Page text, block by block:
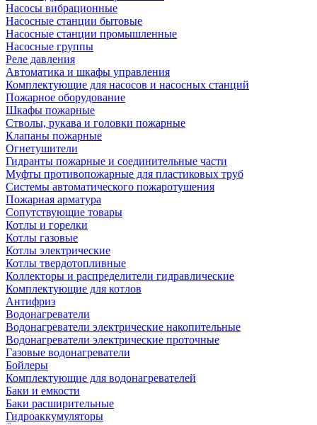
Насосы вибрационные
Насосные станции бытовые
Насосные станции промышленные
Насосные группы
Реле давления
Автоматика и шкафы управления
Комплектующие для насосов и насосных станций
Пожарное оборудование
Шкафы пожарные
Стволы, рукава и головки пожарные
Клапаны пожарные
Огнетушители
Гидранты пожарные и соединительные части
Муфты противопожарные для пластиковых труб
Системы автоматического пожаротушения
Пожарная арматура
Сопутствующие товары
Котлы и горелки
Котлы газовые
Котлы электрические
Котлы твердотопливные
Коллекторы и распределители гидравлические
Комплектующие для котлов
Антифриз
Водонагреватели
Водонагреватели электрические накопительные
Водонагреватели электрические проточные
Газовые водонагреватели
Бойлеры
Комплектующие для водонагревателей
Баки и емкости
Баки расширительные
Гидроаккумуляторы